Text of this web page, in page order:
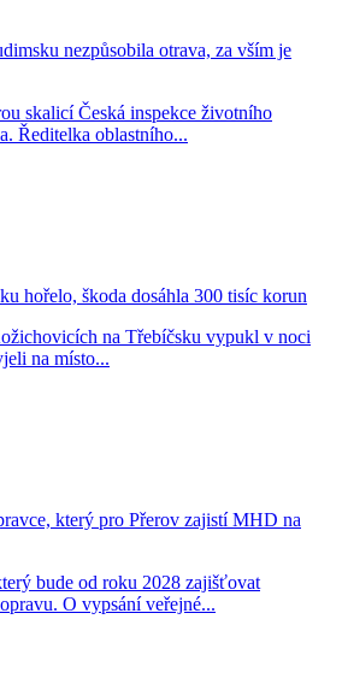
nezpůsobila otrava, za vším je
skalicí Česká inspekce životního
Ředitelka oblastního...
hořelo, škoda dosáhla 300 tisíc korun
na Třebíčsku vypukl v noci
na místo...
který pro Přerov zajistí MHD na
bude od roku 2028 zajišťovat
O vypsání veřejné...